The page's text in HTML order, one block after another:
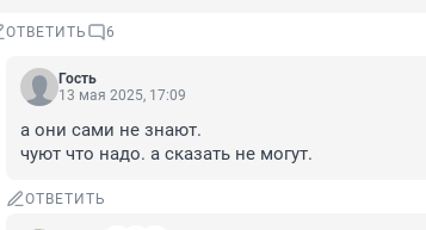
ОТВЕТИТЬ 6
Гость
13 мая 2025, 17:09
а они сами не знают.
чуют что надо. а сказать не могут.
ОТВЕТИТЬ